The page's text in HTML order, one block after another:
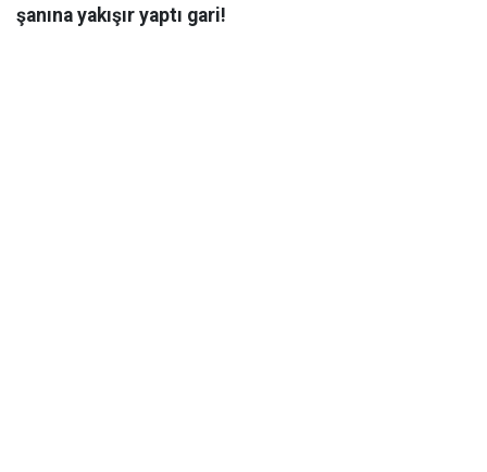
şanına yakışır yaptı gari!